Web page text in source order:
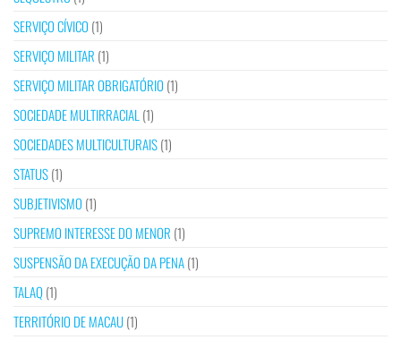
SERVIÇO CÍVICO (1)
SERVIÇO MILITAR (1)
SERVIÇO MILITAR OBRIGATÓRIO (1)
SOCIEDADE MULTIRRACIAL(1)
SOCIEDADES MULTICULTURAIS(1)
STATUS(1)
SUBJETIVISMO (1)
SUPREMO INTERESSE DO MENOR (1)
SUSPENSÃO DA EXECUÇÃO DA PENA(1)
TALAQ(1)
TERRITÓRIO DE MACAU(1)